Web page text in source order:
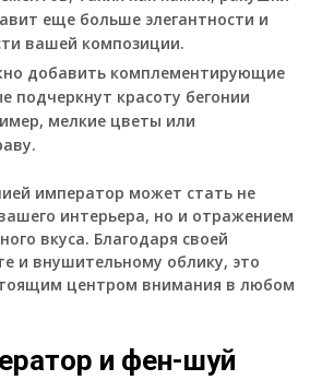
еще больше элегантности и
вашей композиции.
добавить комплементирующие
подчеркнут красоту бегонии
мелкие цветы или
император может стать не
интерьера, но и отражением
вкуса. Благодаря своей
и внушительному облику, это
центром внимания в любом
и фен-шуй